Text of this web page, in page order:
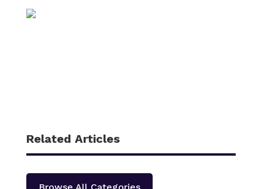
Related Articles